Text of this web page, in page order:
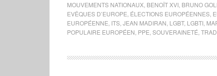
MOUVEMENTS NATIONAUX BENOÎT XVI BRUNO
EVÊQUES D’EUROPE ÉLECTIONS EUROPÉENNES
EUROPÉENNE ITS JEAN MADIRAN LGBT, LGBTI
POPULAIRE EUROPÉEN PPE SOUVERAINETÉ